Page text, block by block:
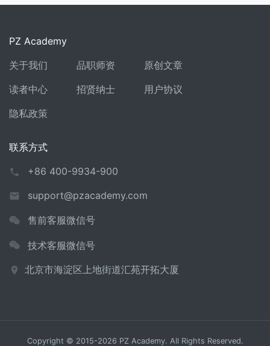
PZ Academy
关于我们
品职师资
原创文章
读者中心
招贤纳士
用户协议
隐私政策
联系方式
+86 400-9934-900
support@pzacademy.com
售前客服微信号
技术客服微信号
北京市海淀区上地街道汇苑开拓大厦
Copyright © 2015-2026 PZ Academy. All Rights Reserved.